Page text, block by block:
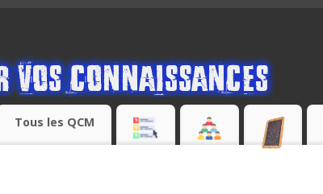
Tous les QCM